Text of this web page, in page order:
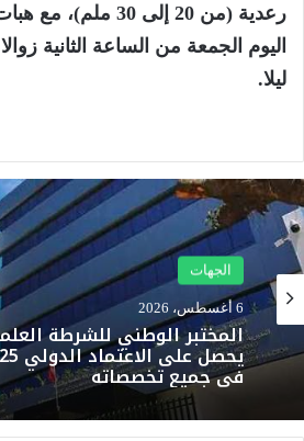
رعدية (من 20 إلى 30
اليوم الجمعة من الساعة الثانية
ليلا.
الجهات
6 أغسطس، 2026
الجهات
5 أغسطس، 2026
درجة وزخات رعدية بعدد من